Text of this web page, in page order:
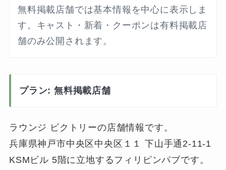
無料掲載店舗では基本情報を中心に表示しま
す。キャスト・新着・クーポンは有料掲載店
舗のみ公開されます。
プラン: 無料掲載店舗
ラウンジ ビクトリーの店舗情報です。
兵庫県神戸市中央区中央区１１ 下山手通2-11-1
KSMビル 5階に立地するフィリピンパブです。